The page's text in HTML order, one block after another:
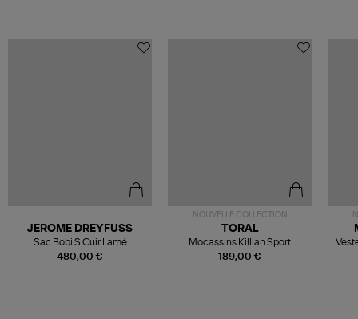
480,00 €
JEROME DREYFUSS
Sac Bobi S Cuir Lamé
Champagne
NOUVELLE COLLECTION
189,00 €
TORAL
Mocassins Killian Sport
Mousse